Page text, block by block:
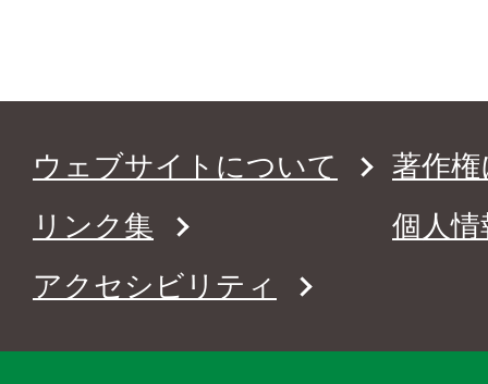
ウェブサイトについて
著作
リンク集
個人
アクセシビリティ